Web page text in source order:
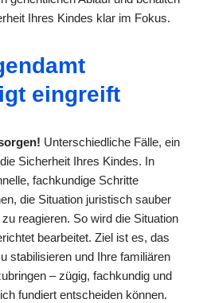
Ihres Kindes klar im Fokus.
eingreift
Unterschiedliche Fälle, ein
Sicherheit Ihres Kindes. In
fachkundige Schritte
die Situation juristisch sauber
reagieren. So wird die Situation
bearbeitet. Ziel ist es, das
stabilisieren und Ihre familiären
– zügig, fachkundig und
fundiert entscheiden können.